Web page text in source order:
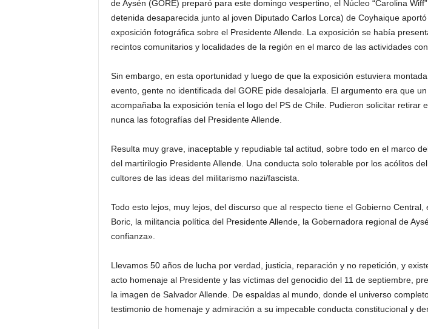
de Aysén (GORE) preparó para este domingo vespertino, el Núcleo “Carolina
detenida desaparecida junto al joven Diputado Carlos Lorca) de Coyhaique
exposición fotográfica sobre el Presidente Allende. La exposición se había
recintos comunitarios y localidades de la región en el marco de las actividades
Sin embargo, en esta oportunidad y luego de que la exposición estuviera
evento, gente no identificada del GORE pide desalojarla. El argumento era que
acompañaba la exposición tenía el logo del PS de Chile. Pudieron solicitar retirar
nunca las fotografías del Presidente Allende.
Resulta muy grave, inaceptable y repudiable tal actitud, sobre todo en el marco
del martirilogio Presidente Allende. Una conducta solo tolerable por los acólitos
cultores de las ideas del militarismo nazi/fascista.
Todo esto lejos, muy lejos, del discurso que al respecto tiene el Gobierno Central,
Boric, la militancia política del Presidente Allende, la Gobernadora regional de
confianza».
Llevamos 50 años de lucha por verdad, justicia, reparación y no repetición, y
acto homenaje al Presidente y las víctimas del genocidio del 11 de septiembre,
la imagen de Salvador Allende. De espaldas al mundo, donde el universo
testimonio de homenaje y admiración a su impecable conducta constitucional y